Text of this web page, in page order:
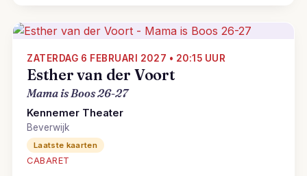
ZATERDAG 6 FEBRUARI 2027 • 20:15 UUR
Esther van der Voort
Mama is Boos 26-27
Kennemer Theater
Beverwijk
Laatste kaarten
CABARET